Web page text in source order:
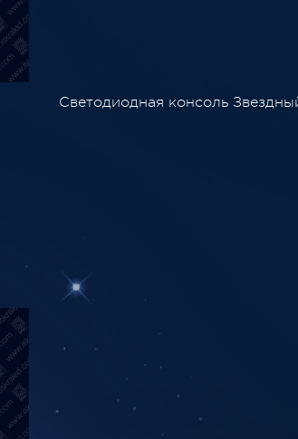
Светодиодная консоль